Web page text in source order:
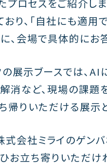
り、「自社にも適用
、会場で具体的にお
の展示ブースでは、
消など、現場の課題
帰りいただける展示
式会社ミライのゲン
お立ち寄りいただけ